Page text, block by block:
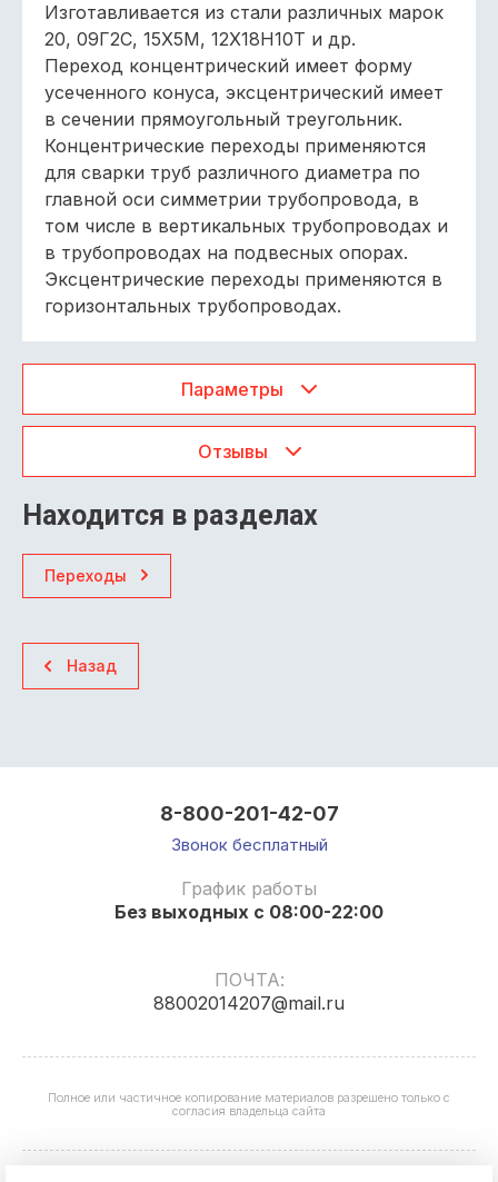
Изготавливается из стали различных марок
20, 09Г2С, 15Х5М, 12Х18Н10Т и др.
Переход концентрический имеет форму
усеченного конуса, эксцентрический имеет
в сечении прямоугольный треугольник.
Концентрические переходы применяются
для сварки труб различного диаметра по
главной оси симметрии трубопровода, в
том числе в вертикальных трубопроводах и
в трубопроводах на подвесных опорах.
Эксцентрические переходы применяются в
горизонтальных трубопроводах.
Параметры
Отзывы
Находится в разделах
Переходы
Назад
8-800-201-42-07
Звонок бесплатный
График работы
Без выходных с 08:00-22:00
ПОЧТА:
88002014207@mail.ru
Полное или частичное копирование материалов разрешено только с
согласия владельца сайта